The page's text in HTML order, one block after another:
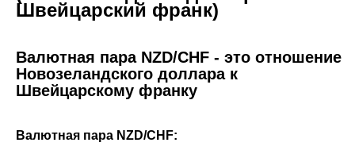
Швейцарский франк)
Валютная пара NZD/CHF - это отношение
Новозеландского доллара к
Швейцарскому франку
Валютная пара NZD/CHF: